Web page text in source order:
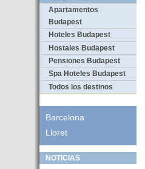
Apartamentos
Budapest
Hoteles Budapest
Hostales Budapest
Pensiones Budapest
Spa Hoteles Budapest
Todos los destinos
Barcelona
Lloret
NOTICIAS